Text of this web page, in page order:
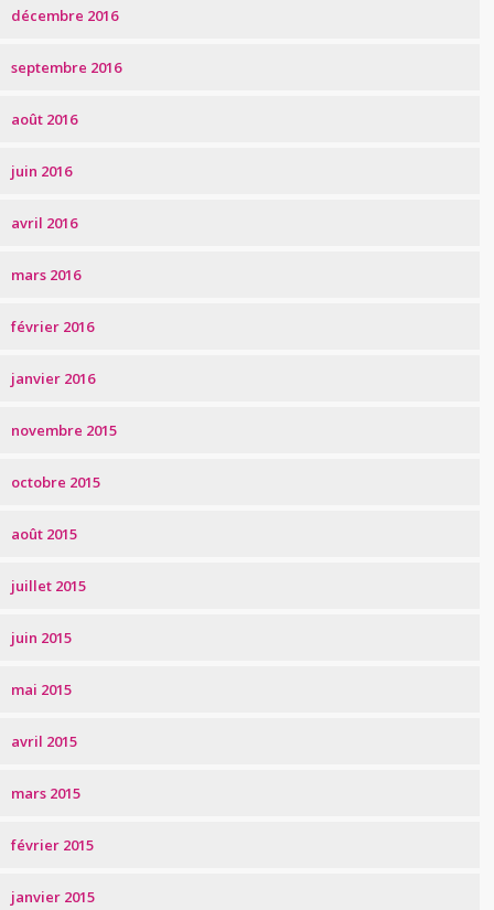
décembre 2016
septembre 2016
août 2016
juin 2016
avril 2016
mars 2016
février 2016
janvier 2016
novembre 2015
octobre 2015
août 2015
juillet 2015
juin 2015
mai 2015
avril 2015
mars 2015
février 2015
janvier 2015